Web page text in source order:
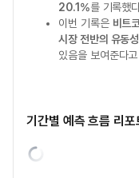
20.1%를 기록했
이번 기록은 비트
시장 전반의 유동
있음을 보여준다
기간별 예측 흐름 리포